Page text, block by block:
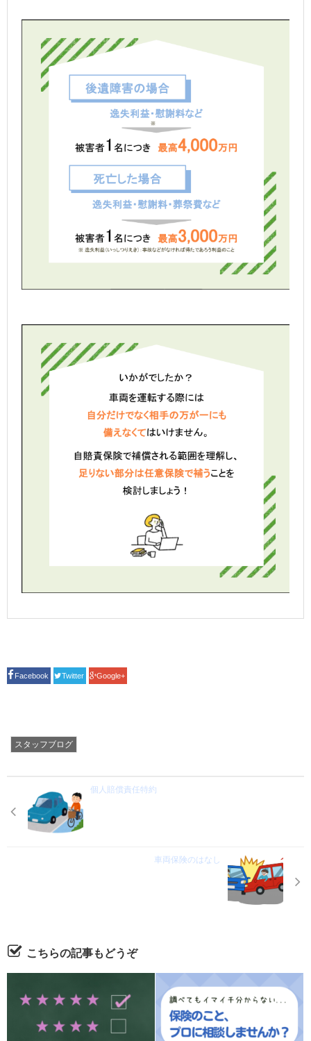
Facebook Twitter Google+
スタッフブログ
個人賠償責任特約
車両保険のはなし
こちらの記事もどうぞ